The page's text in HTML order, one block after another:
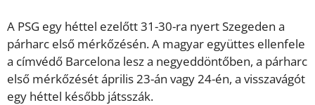
A PSG egy héttel ezelőtt 31-30-ra nyert Szegeden a
párharc első mérkőzésén. A magyar együttes ellenfele
a címvédő Barcelona lesz a negyeddöntőben, a párharc
első mérkőzését április 23-án vagy 24-én, a visszavágót
egy héttel később játsszák.